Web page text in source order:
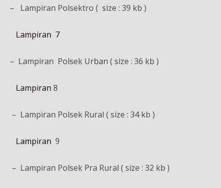
– Lampiran Polsektro ( size : 39 kb )
Lampiran 7
– Lampiran Polsek Urban ( size : 36 kb )
Lampiran 8
– Lampiran Polsek Rural ( size : 34 kb )
Lampiran 9
– Lampiran Polsek Pra Rural ( size : 32 kb )